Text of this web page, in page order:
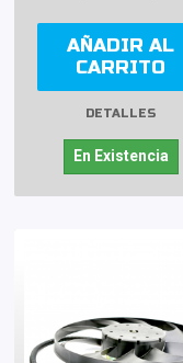
AÑADIR AL
CARRITO
DETALLES
En Existencia